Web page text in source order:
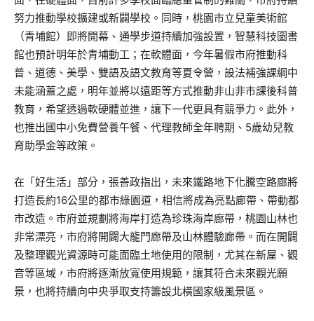
努力推動學校擴建或新闢學校。同時，桃園市立兒童美術館
（青埔館）即將開幕、通學步道持續加強設置，智慧科技圖書
館也預計明年於青埔動工；在軟體面，今年暑假市府推動科
普、道德、美學、雙語及語文教育等夏令營，設法補強課綱中
未能涵蓋之處，明年並將以遠距等方式推動非山非市課後科普
教育，希望透過軟硬體並進，讓下一代更具有競爭力。此外，
也推出國中小免費營養午餐、代理教師全年聘期、5歲幼兒教
育助學金等政策。
在「好生活」部分，張善政指出，未來鐵路地下化騰空路廊將
打造長約16公里的都市綠園道，相信將成為亮點廊帶、帶動都
市改造。市府並規劃將海岸打造為珍珠海岸廊帶，桃園山林也
非常漂亮，市府將開闢大龍門廊帶及山林體驗廊帶。而在開闢
及整理觀光資源時可能面臨土地使用的限制，尤其在新屋、觀
音等區域，市府將逐漸放寬使用規範，讓其符合未來觀光願
景，也將持續向中央爭取支持籌設北橫國家級風景區。